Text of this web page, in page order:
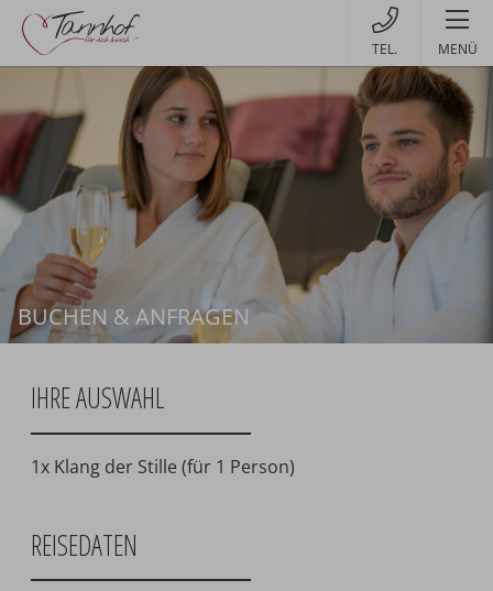
MENÜ
BUCHEN & ANFRAGEN Buchen
IHRE AUSWAHL
1x Klang der Stille (für 1 Person)
REISEDATEN